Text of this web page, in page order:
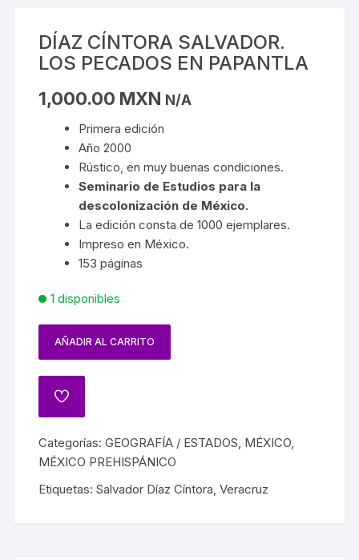
DÍAZ CÍNTORA SALVADOR.
LOS PECADOS EN PAPANTLA
1,000.00 MXN N/A
Primera edición
Año 2000
Rústico, en muy buenas condiciones.
Seminario de Estudios para la
descolonización de México.
La edición consta de 1000 ejemplares.
Impreso en México.
153 páginas
1 disponibles
AÑADIR AL CARRITO
Categorías:GEOGRAFÍA / ESTADOS, MÉXICO,
MÉXICO PREHISPÁNICO
Etiquetas:Salvador Díaz Cíntora,Veracruz